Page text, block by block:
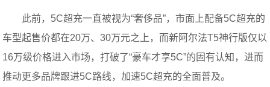
此前，5C超充一直被视为“奢侈品”，市面上配备5C超充的
车型起售价都在20万、30万元之上，而新阿尔法T5神行版仅以
16万级价格进入市场，打破了“豪车才享5C”的固有认知，进而
推动更多品牌跟进5C路线，加速5C超充的全面普及。